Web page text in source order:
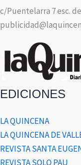
c/Puentelarra 7 esc.
EDICIONES
LA QUINCENA
LA QUINCENA DE
REVISTA SANTA
REVISTA SOLO PAU